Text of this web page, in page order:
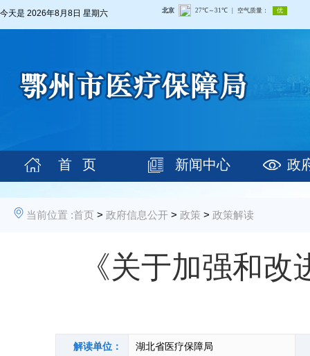
今天是 2026年8月8日 星期六
首 页 新闻中心 政
当前位置 :首页 > 政府信息公开 > 政策 > 政策解读
《关于加强和
解读单位： 湖北省医疗保障局